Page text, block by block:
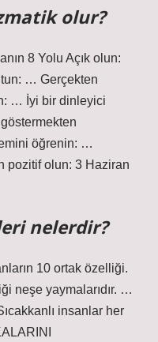
olur?
8 Yolu Açık olun:
… Gerçekten
… İyi bir dinleyici
göstermekten
öğrenin: …
pozitif olun: 3 Haziran
nelerdir?
10 ortak özelliği.
neşe yaymalarıdır. …
insanlar her